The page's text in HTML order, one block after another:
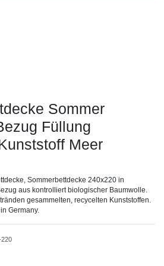
Sommer
Füllung
Meer
Sommerbettdecke 240x220 in
aus kontrolliert biologischer Baumwolle.
gesammelten, recycelten Kunststoffen.
Germany.